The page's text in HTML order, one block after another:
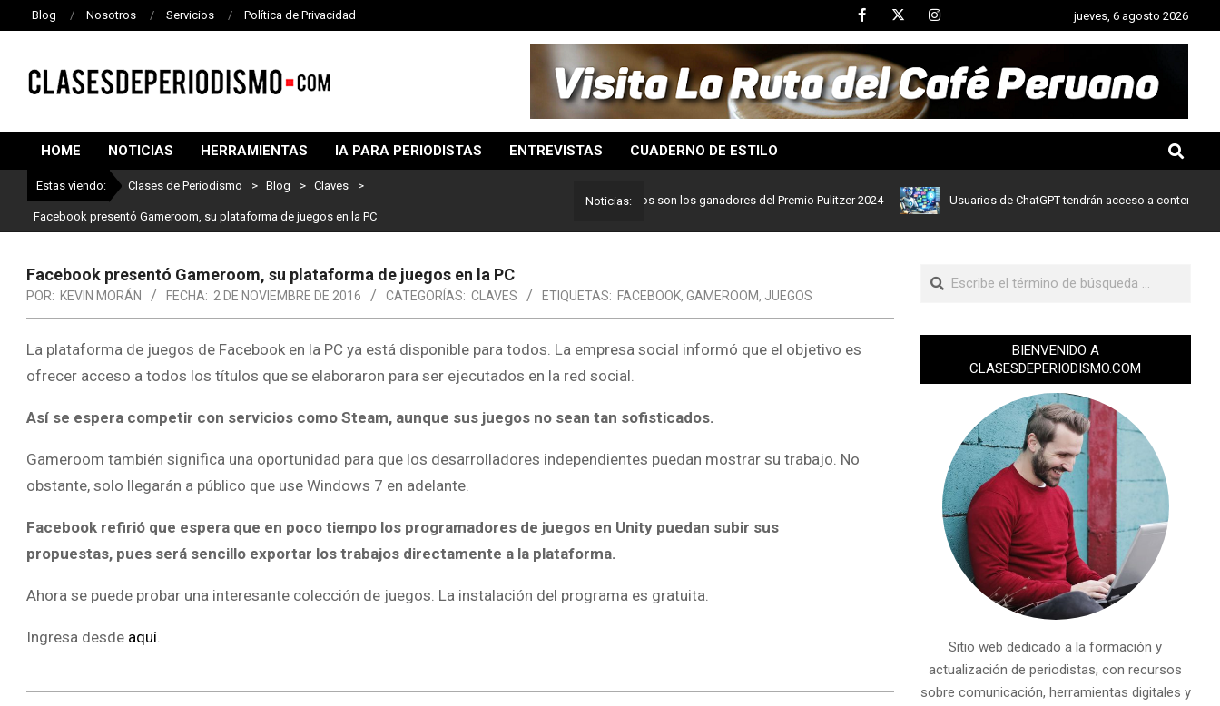
Blog Nosotros Servicios Política de Privacidad jueves, 6 agosto 2026
DE
PERIODISMO
HOME NOTICIAS HERRAMIENTAS IA PARA PERIODISTAS ENTREVISTAS CUADERNO DE ESTILO
Estas viendo: Clases de Periodismo > Blog > Claves >
Facebook presentó Gameroom, su plataforma de juegos en la PC
Noticias:
Lo mejor del periodismo: Estos son los ganadores del Premio Pulitzer 2024 Usuarios de ChatGPT tendrán acceso a contenidos de
Facebook presentó Gameroom, su plataforma de juegos en la PC
POR: KEVIN MORÁN FECHA: 2 DE NOVIEMBRE DE 2016 CATEGORÍAS: CLAVES ETIQUETAS: FACEBOOK, GAMEROOM, JUEGOS
La plataforma de juegos de Facebook en la PC ya está disponible para todos. La empresa social informó que el objetivo es
ofrecer acceso a todos los títulos que se elaboraron para ser ejecutados en la red social.
Así se espera competir con servicios como Steam, aunque sus juegos no sean tan sofisticados.
Gameroom también significa una oportunidad para que los desarrolladores independientes puedan mostrar su trabajo. No
obstante, solo llegarán a público que use Windows 7 en adelante.
Facebook refirió que espera que en poco tiempo los programadores de juegos en Unity puedan subir sus
propuestas, pues será sencillo exportar los trabajos directamente a la plataforma.
Ahora se puede probar una interesante colección de juegos. La instalación del programa es gratuita.
Ingresa desde aquí.
BIENVENIDO A
CLASESDEPERIODISMO.COM
Sitio web dedicado a la formación y
actualización de periodistas, con recursos
sobre comunicación, herramientas digitales y